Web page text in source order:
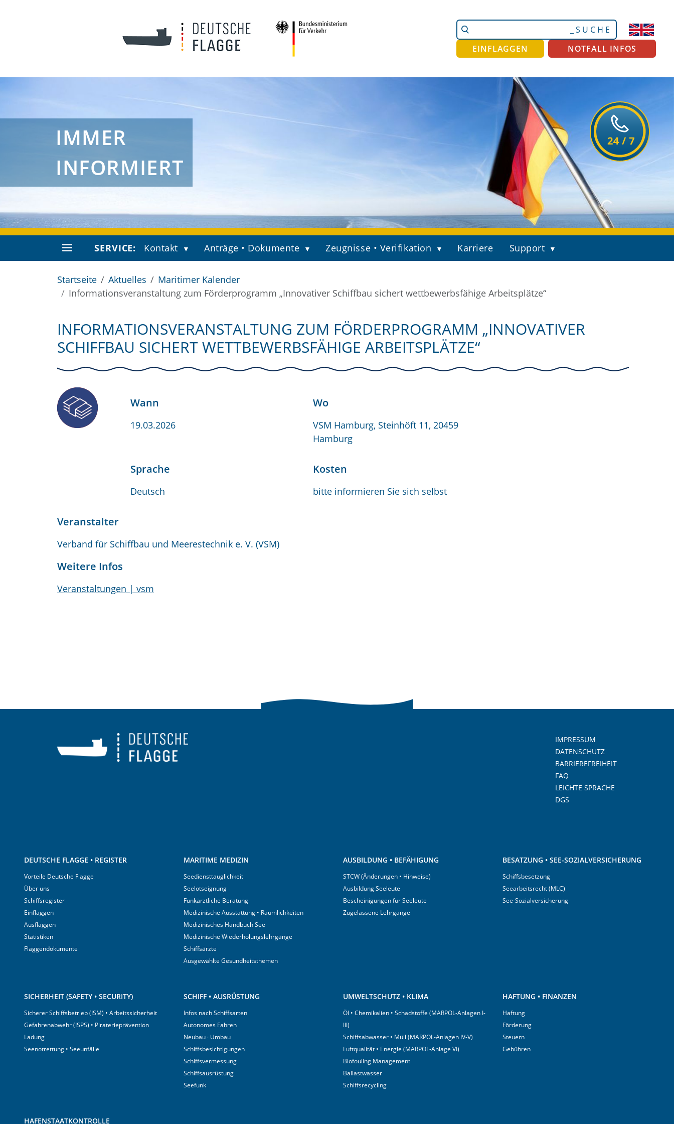
Website
durchsuchen
Erweiterte
Suche…
EINFLAGGEN
NOTFALL INFOS
IMMER
INFORMIERT
SERVICE: Kontakt Anträge • Dokumente Zeugnisse • Verifikation Karriere Support
Startseite Aktuelles
Maritimer Kalender
Informationsveranstaltung zum Förderprogramm „Innovativer Schiffbau sichert wettbewerbsfähige Arbeitsplätze“
INFORMATIONSVERANSTALTUNG ZUM FÖRDERPROGRAMM „INNOVATIVER
SCHIFFBAU SICHERT WETTBEWERBSFÄHIGE ARBEITSPLÄTZE“
Wann
19.03.2026
Wo
VSM Hamburg, Steinhöft 11, 20459
Hamburg
Sprache
Deutsch
Kosten
bitte informieren Sie sich selbst
Veranstalter
Verband für Schiffbau und Meerestechnik e. V. (VSM)
Weitere Infos
Veranstaltungen | vsm
IMPRESSUM
DATENSCHUTZ
BARRIEREFREIHEIT
FAQ
LEICHTE SPRACHE
DGS
DEUTSCHE FLAGGE • REGISTER
Vorteile Deutsche Flagge
Über uns
Schiffsregister
Einflaggen
Ausflaggen
Statistiken
Flaggendokumente
MARITIME MEDIZIN
Seediensttauglichkeit
Seelotseignung
Funkärztliche Beratung
Medizinische Ausstattung • Räumlichkeiten
Medizinisches Handbuch See
Medizinische Wiederholungslehrgänge
Schiffsärzte
Ausgewählte Gesundheitsthemen
AUSBILDUNG • BEFÄHIGUNG
STCW (Änderungen • Hinweise)
Ausbildung Seeleute
Bescheinigungen für Seeleute
Zugelassene Lehrgänge
BESATZUNG • SEE-SOZIALVERSICHERUNG
Schiffsbesetzung
Seearbeitsrecht (MLC)
See-Sozialversicherung
SICHERHEIT (SAFETY • SECURITY)
Sicherer Schiffsbetrieb (ISM) • Arbeitssicherheit
Gefahrenabwehr (ISPS) • Piraterieprävention
Ladung
Seenotrettung • Seeunfälle
SCHIFF • AUSRÜSTUNG
Infos nach Schiffsarten
Autonomes Fahren
Neubau · Umbau
Schiffsbesichtigungen
Schiffsvermessung
Schiffsausrüstung
Seefunk
UMWELTSCHUTZ • KLIMA
Öl • Chemikalien • Schadstoffe (MARPOL-Anlagen I-
III)
Schiffsabwasser • Müll (MARPOL-Anlagen IV-V)
Luftqualität • Energie (MARPOL-Anlage VI)
Biofouling Management
Ballastwasser
Schiffsrecycling
HAFTUNG • FINANZEN
Haftung
Förderung
Steuern
Gebühren
HAFENSTAATKONTROLLE